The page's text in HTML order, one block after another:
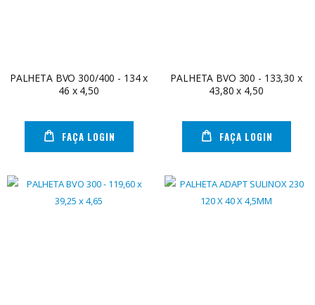
PALHETA BVO 300/400 - 134 x
46 x 4,50
FAÇA LOGIN
PALHETA BVO 300 - 133,30 x
43,80 x 4,50
FAÇA LOGIN